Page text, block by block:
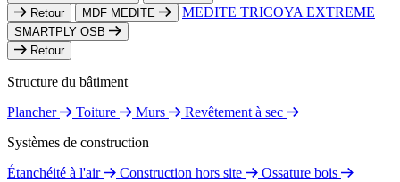
Retour
MDF MEDITE MEDITE TRICOYA EXTREME
SMARTPLY OSB
Retour
Structure du bâtiment
Plancher
Toiture Murs
Revêtement à sec
Systèmes de construction
Étanchéité à l'air
Construction hors site
Ossature bois